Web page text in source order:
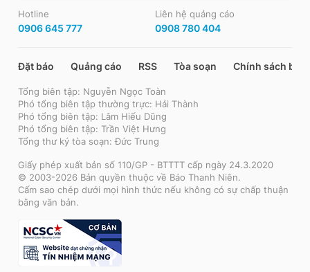
Hotline
0906 645 777
Liên hệ quảng cáo
0908 780 404
Đặt báo Quảng cáo RSS Tòa soạn Chính sách bảo
Tổng biên tập: Nguyễn Ngọc Toàn
Phó tổng biên tập thường trực: Hải Thành
Phó tổng biên tập: Lâm Hiếu Dũng
Phó tổng biên tập: Trần Việt Hưng
Tổng thư ký tòa soạn: Đức Trung
Giấy phép xuất bản số 110/GP - BTTTT cấp ngày 24.3.2020
© 2003-2026 Bản quyền thuộc về Báo Thanh Niên.
Cấm sao chép dưới mọi hình thức nếu không có sự chấp thuận
bằng văn bản.